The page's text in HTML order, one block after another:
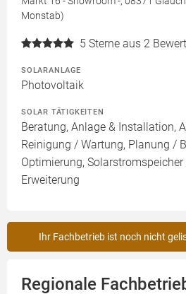
Monstab)
5 Sterne aus 2
SOLARANLAGE
Photovoltaik
SOLAR TÄTIGKEITEN
Beratung, Anlage & Installation,
Reinigung / Wartung, Planung /
Optimierung, Solarstromspeicher
Erweiterung
Ihr Fachbetrieb ist noch nicht
Regionale